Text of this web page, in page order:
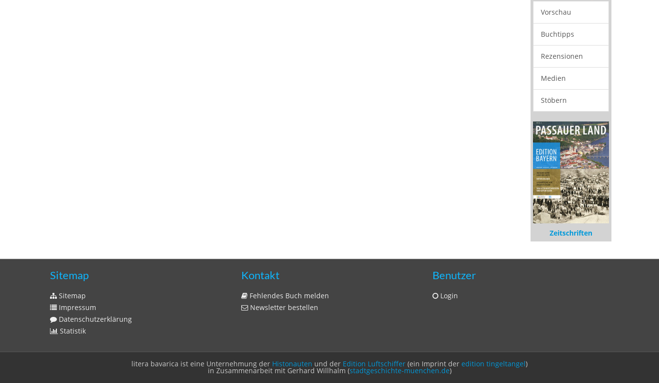
Vorschau
Buchtipps
Rezensionen
Medien
Stöbern
Zeitschriften
Sitemap
Sitemap
Impressum
Datenschutzerklärung
Statistik
Kontakt
Fehlendes Buch melden
Newsletter bestellen
Benutzer
Login
litera bavarica ist eine Unternehmung der Histonauten und der Edition Luftschiffer (ein Imprint der edition tingeltangel)
in Zusammenarbeit mit Gerhard Willhalm (stadtgeschichte-muenchen.de)